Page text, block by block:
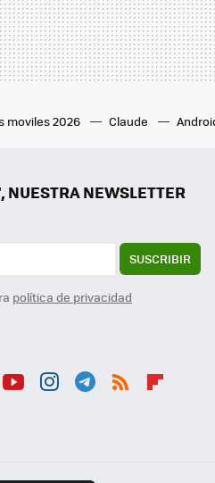
moviles 2026 Claude
NEWSLETTER
SUSCRIBIR
política de privacidad